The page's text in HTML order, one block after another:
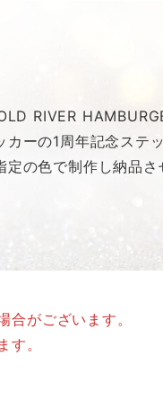
RIVER
ーの1周年記念ステ
の色で制作し納品さ
がございます。
。